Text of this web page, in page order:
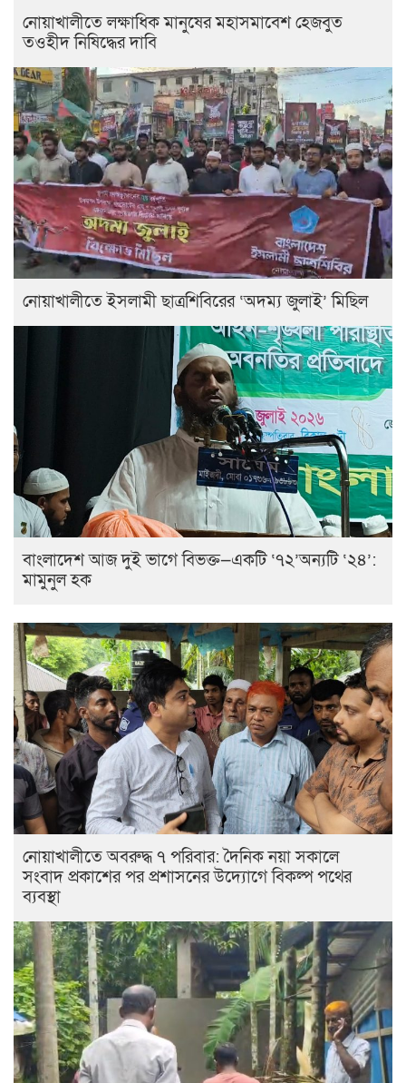
নোয়াখালীতে লক্ষাধিক মানুষের মহাসমাবেশ হেজবুত
তওহীদ নিষিদ্ধের দাবি
নোয়াখালীতে ইসলামী ছাত্রশিবিরের ‘অদম্য জুলাই’ মিছিল
বাংলাদেশ আজ দুই ভাগে বিভক্ত—একটি ‘৭২’অন্যটি ‘২৪’:
মামুনুল হক
নোয়াখালীতে অবরুদ্ধ ৭ পরিবার: দৈনিক নয়া সকালে
সংবাদ প্রকাশের পর প্রশাসনের উদ্যোগে বিকল্প পথের
ব্যবস্থা